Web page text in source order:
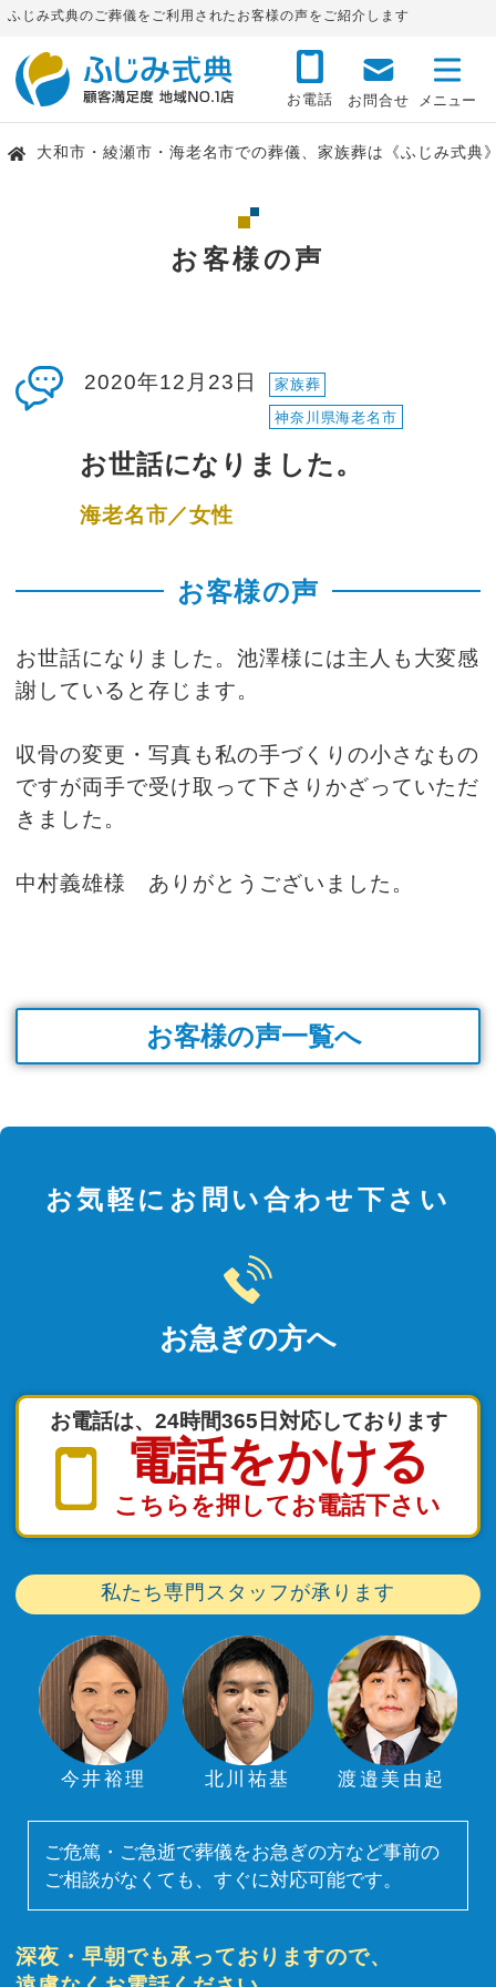
ふじみ式典のご葬儀をご利用されたお客様の声をご紹介します
お電話 お問合せ
大和市・綾瀬市・海老名市での葬儀、家族葬は《ふじみ式典
お客様の声
2020年12月23日
家族葬
神奈川県海老名市
お世話になりました。
海老名市／女性
お客様の声
お世話になりました。池澤様には主人も大変感
謝していると存じます。
収骨の変更・写真も私の手づくりの小さなもの
ですが両手で受け取って下さりかざっていただ
きました。
中村義雄様 ありがとうございました。
お客様の声一覧へ
お気軽にお問い合わせ下さい
お急ぎの方へ
お電話は、24時間365日対応しております
電話をかける
こちらを押してお電話下さい
私たち専門スタッフが承ります
今井裕理 北川祐基 渡邉美由起
ご危篤・ご急逝で葬儀をお急ぎの方など事前の
ご相談がなくても、すぐに対応可能です。
深夜・早朝でも承っておりますので、